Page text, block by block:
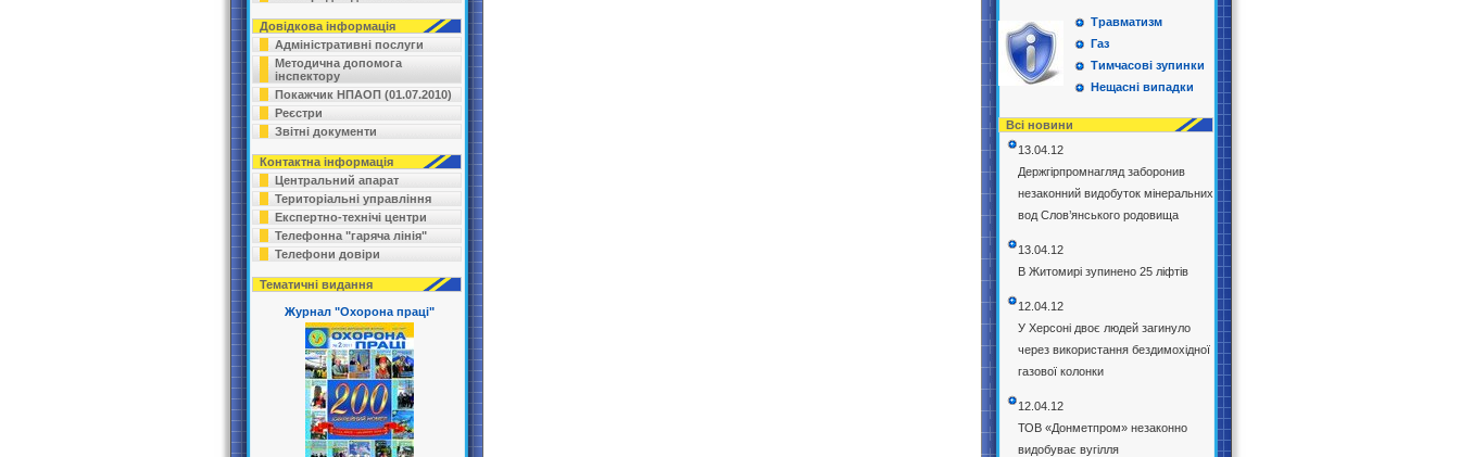
Довідкова інформація
Адміністративні послуги
Методична допомога
інспектору
Покажчик НПАОП (01.07.2010)
Реєстри
Звітні документи
Контактна інформація
Центральний апарат
Територіальні управління
Експертно-технічі центри
Телефонна "гаряча лінія"
Телефони довіри
Тематичні видання
Журнал "Охорона праці"
Травматизм
Газ
Тимчасові зупинки
Нещасні випадки
Всі новини
13.04.12
Держгірпромнагляд заборонив
незаконний видобуток мінеральних
вод Слов’янського родовища
13.04.12
В Житомирі зупинено 25 ліфтів
12.04.12
У Херсоні двоє людей загинуло
через використання бездимохідної
газової колонки
12.04.12
ТОВ «Донметпром» незаконно
видобуває вугілля